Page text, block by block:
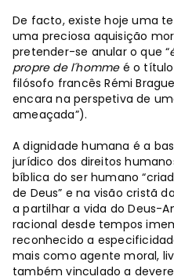
De facto, existe hoje uma
uma preciosa aquisição
pretender-se anular o que “
propre de l´hommeé o título
filósofo francês Rémi
encara na perspetiva de
ameaçada”).
A dignidade humana é a
jurídico dos direitos
bíblica do ser humano
de Deus” e na visão cristã
a partilhar a vida do Deus-
racional desde tempos
reconhecido a
mais como agente moral,
também vinculado a